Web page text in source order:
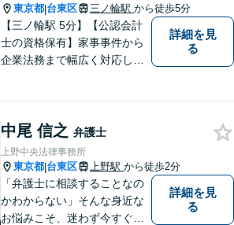
東京都|台東区 三ノ輪駅 から徒歩5分
【三ノ輪駅 5分】【公認会計
士の資格保有】家事事件から
企業法務まで幅広く対応して
からサポート可能です。まず
は話を聞いてみたいという方
も、お気軽にご相談くださ
い。
詳細を見
る
中尾 信之 弁護士
上野中央法律事務所
東京都|台東区 上野駅 から徒歩2分
「弁護士に相談することなの
かわからない」そんな身近な
お悩みこそ、迷わず今すぐご
詳細を見
る